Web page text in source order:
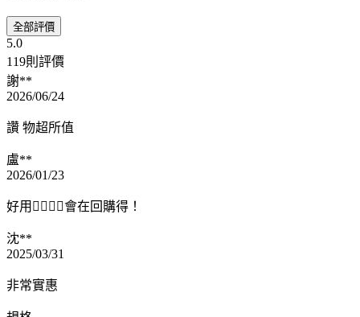
全部評價
5.0
119則評價
謝**
2026/06/24
讚 物超所值
盧**
2026/01/23
好用👍🏻👍🏻會在回購得！
沈**
2025/03/31
非常實惠